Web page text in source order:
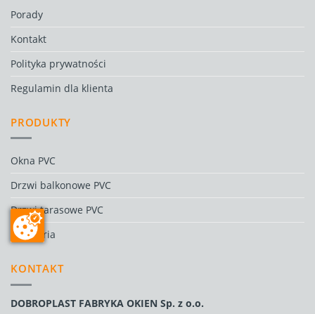
Porady
Kontakt
Polityka prywatności
Regulamin dla klienta
PRODUKTY
Okna PVC
Drzwi balkonowe PVC
Drzwi tarasowe PVC
Akcesoria
KONTAKT
DOBROPLAST FABRYKA OKIEN Sp. z o.o.